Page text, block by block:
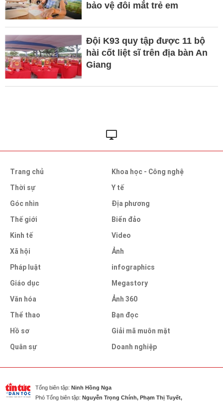
bảo vệ đôi mắt trẻ em
Đội K93 quy tập được 11 bộ
hài cốt liệt sĩ trên địa bàn An
Giang
Trang chủ
Thời sự
Góc nhìn
Thế giới
Kinh tế
Xã hội
Pháp luật
Giáo dục
Văn hóa
Thể thao
Hồ sơ
Quân sự
Khoa học - Công nghệ
Y tế
Địa phương
Biển đảo
Video
Ảnh
infographics
Megastory
Ảnh 360
Bạn đọc
Giải mã muôn mặt
Doanh nghiệp
Tổng biên tập: Ninh Hồng Nga
Phó Tổng biên tập: Nguyễn Trọng Chính, Phạm Thị Tuyết,